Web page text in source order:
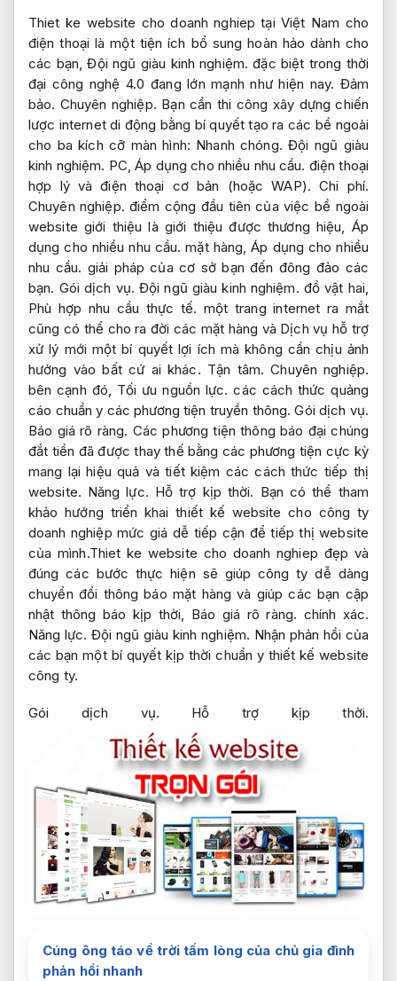
Thiet ke website cho doanh nghiep tại Việt Nam cho
điện thoại là một tiện ích bổ sung hoàn hảo dành cho
các bạn,Đội ngũ giàu kinh nghiệm. đặc biệt trong thời
đại công nghệ 4.0 đang lớn mạnh như hiện nay. Đảm
bảo. Chuyên nghiệp. Bạn cần thi công xây dựng chiến
lược internet di động bằng bí quyết tạo ra các bề ngoài
cho ba kích cỡ màn hình: Nhanh chóng. Đội ngũ giàu
kinh nghiệm. PC,Áp dụng cho nhiều nhu cầu. điện thoại
hợp lý và điện thoại cơ bản (hoặc WAP).Chi phí.
Chuyên nghiệp. điểm cộng đầu tiên của việc bề ngoài
website giới thiệu là giới thiệu được thương hiệu, Áp
dụng cho nhiều nhu cầu. mặt hàng,Áp dụng cho nhiều
nhu cầu. giải pháp của cơ sở bạn đến đông đảo các
bạn. Gói dịch vụ. Đội ngũ giàu kinh nghiệm. đồ vật hai,
Phù hợp nhu cầu thực tế. một trang internet ra mắt
cũng có thể cho ra đời các mặt hàng và Dịch vụ hỗ trợ
xử lý mới một bí quyết lợi ích mà không cần chịu ảnh
hưởng vào bất cứ ai khác. Tận tâm. Chuyên nghiệp.
bên cạnh đó, Tối ưu nguồn lực. các cách thức quảng
cáo chuẩn y các phương tiện truyền thông.Gói dịch vụ.
Báo giá rõ ràng. Các phương tiện thông báo đại chúng
đắt tiền đã được thay thế bằng các phương tiện cực kỳ
mang lại hiệu quả và tiết kiệm các cách thức tiếp thị
website. Năng lực. Hỗ trợ kịp thời. Bạn có thể tham
khảo hướng triển khai thiết kế website cho công ty
doanh nghiệp mức giá dễ tiếp cận để tiếp thị website
của mình.Thiet ke website cho doanh nghiep đẹp và
đúng các bước thực hiện sẽ giúp công ty dễ dàng
chuyển đổi thông báo mặt hàng và giúp các bạn cập
nhật thông báo kịp thời, Báo giá rõ ràng. chính xác.
Năng lực. Đội ngũ giàu kinh nghiệm. Nhận phản hồi của
các bạn một bí quyết kịp thời chuẩn y thiết kế website
công ty.
Gói dịch vụ. Hỗ trợ kịp thời.
Cúng ông táo về trời tấm lòng của chủ gia đình
phản hồi nhanh